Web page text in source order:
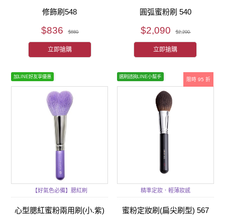
修飾刷548
$836 $880
立即搶購
圓弧蜜粉刷 540
$2,090 $2,200
立即搶購
加LINE好友享優惠
【好氣色必備】腮紅刷
心型腮紅蜜粉兩用刷(小.紫)
限時 95 折
選刷諮詢LINE小幫手
精準定妝．輕薄妝感
蜜粉定妝刷(扁尖刷型) 567